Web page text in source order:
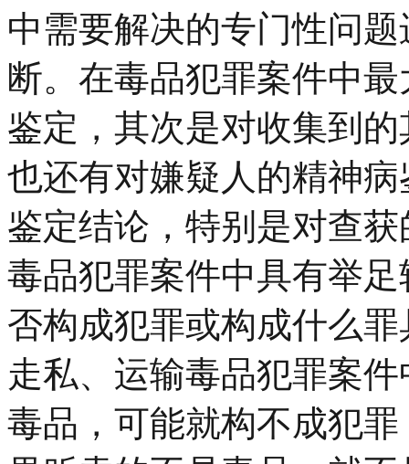
中需要解决的专门性问
断。在毒品犯罪案件中
鉴定，其次是对收集到
也还有对嫌疑人的精神
鉴定结论，特别是对查
毒品犯罪案件中具有举
否构成犯罪或构成什么
走私、运输毒品犯罪案
毒品，可能就构不成犯